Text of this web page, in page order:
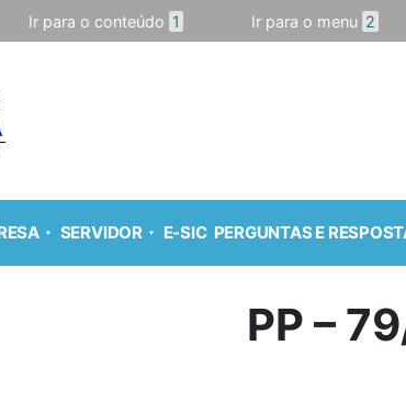
Ir para o conteúdo 1 Ir para o menu 2
SERVIDOR E-SIC PERGUNTAS E
PP –